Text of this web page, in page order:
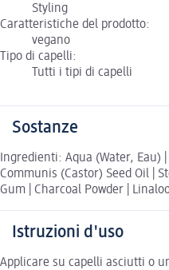
Styling
Caratteristiche del prodotto:
vegano
Tipo di capelli:
Tutti i tipi di capelli
Sostanze
Ingredienti: Aqua (Water, Eau)
Communis (Castor) Seed Oil |
Gum | Charcoal Powder |
Istruzioni d'uso
Applicare su capelli asciutti o